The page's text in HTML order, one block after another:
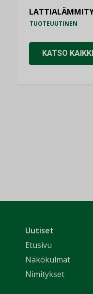
TUOTEUUTINEN
KATSO KAIKKI
Uutiset
Etusivu
Näkökulmat
Nimitykset